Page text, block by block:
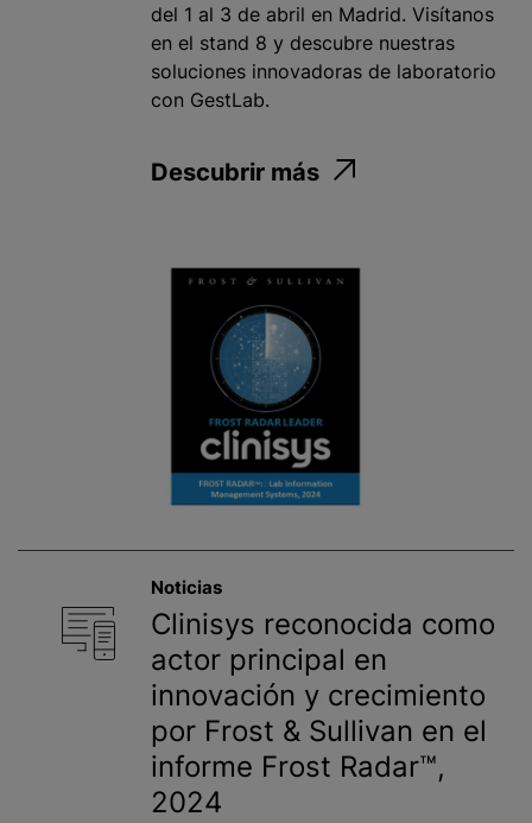
del 1 al 3 de abril en Madrid. Visítanos
en el stand 8 y descubre nuestras
soluciones innovadoras de laboratorio
con GestLab.
Descubrir más
Noticias
Clinisys reconocida como
actor principal en
innovación y crecimiento
por Frost & Sullivan en el
informe Frost Radar™,
2024